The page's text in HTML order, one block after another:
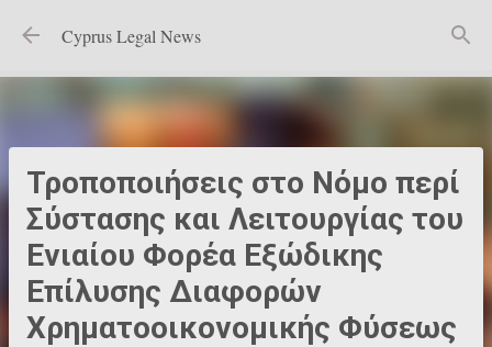
Μετάβαση στο κύριο περιεχόμενο
Cyprus Legal News
Τροποποιήσεις στο Νόμο περί
Σύστασης και Λειτουργίας του
Ενιαίου Φορέα Εξώδικης
Επίλυσης Διαφορών
Χρηματοοικονομικής Φύσεως